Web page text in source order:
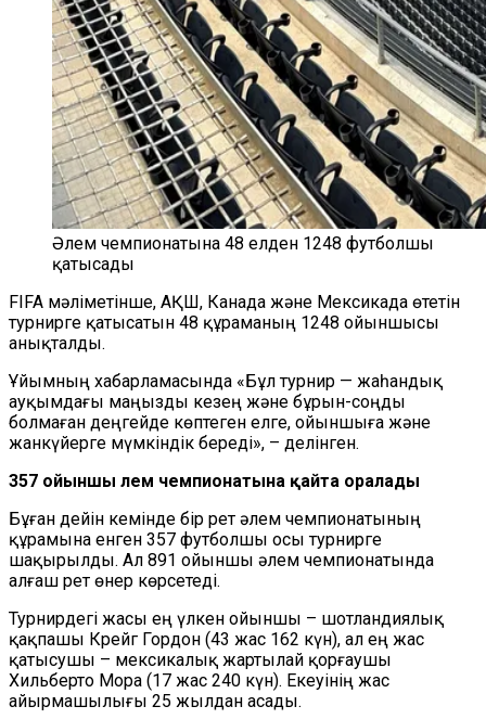
Әлем чемпионатына 48 елден 1248 футболшы
қатысады
FIFA мәліметінше, АҚШ, Канада және Мексикада өтетін
турнирге қатысатын 48 құраманың 1248 ойыншысы
анықталды.
Ұйымның хабарламасында «Бұл турнир — жаһандық
ауқымдағы маңызды кезең және бұрын-соңды
болмаған деңгейде көптеген елге, ойыншыға және
жанкүйерге мүмкіндік береді», – делінген.
357 ойыншы әлем чемпионатына қайта оралады
Бұған дейін кемінде бір рет әлем чемпионатының
құрамына енген 357 футболшы осы турнирге
шақырылды. Ал 891 ойыншы әлем чемпионатында
алғаш рет өнер көрсетеді.
Турнирдегі жасы ең үлкен ойыншы – шотландиялық
қақпашы Крейг Гордон (43 жас 162 күн), ал ең жас
қатысушы – мексикалық жартылай қорғаушы
Хильберто Мора (17 жас 240 күн). Екеуінің жас
айырмашылығы 25 жылдан асады.